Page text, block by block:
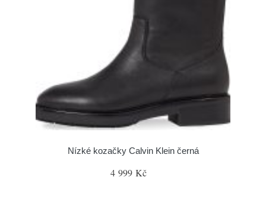
Nízké kozačky Calvin Klein černá
4 999 Kč